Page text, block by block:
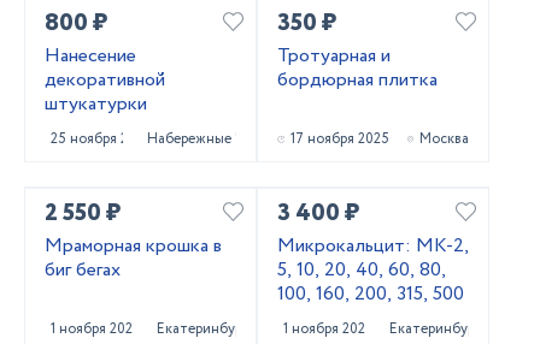
800 ₽
Нанесение
декоративной
штукатурки
25 ноября 2025Набережные Челны
350 ₽
Тротуарная и
бордюрная плитка
17 ноября 2025 Москва
2 550 ₽
Мраморная крошка в
биг бегах
1 ноября 2025 Екатеринбург
3 400 ₽
Микрокальцит: МК-2,
5, 10, 20, 40, 60, 80,
100, 160, 200, 315, 500
1 ноября 2025 Екатеринбург